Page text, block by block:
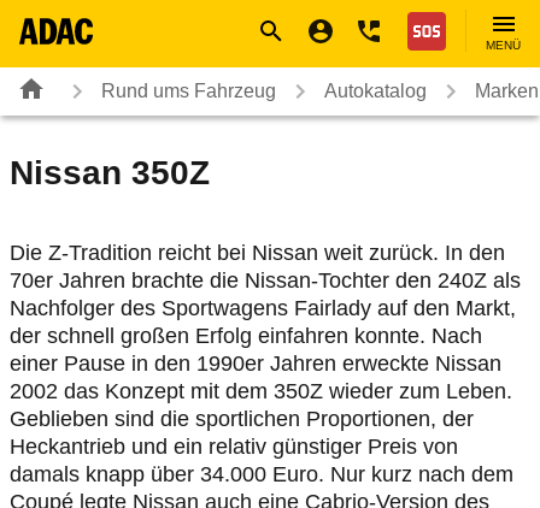
Nothilfe
MENÜ
Rund ums Fahrzeug Autokatalog
Nissan 350Z
Die Z-Tradition reicht bei Nissan weit zurück. In den
70er Jahren brachte die Nissan-Tochter den 240Z als
Nachfolger des Sportwagens Fairlady auf den Markt,
der schnell großen Erfolg einfahren konnte. Nach
einer Pause in den 1990er Jahren erweckte Nissan
2002 das Konzept mit dem 350Z wieder zum Leben.
Geblieben sind die sportlichen Proportionen, der
Heckantrieb und ein relativ günstiger Preis von
damals knapp über 34.000 Euro. Nur kurz nach dem
Coupé legte Nissan auch eine Cabrio-Version des